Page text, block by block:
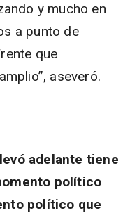
y mucho en
a punto de
que
aseveró.
adelante tiene
político
político que